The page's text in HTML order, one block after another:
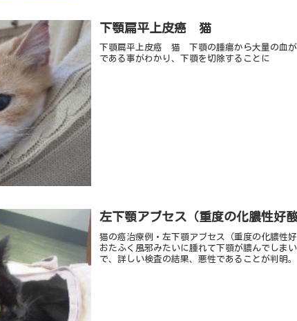
下顎扁平上皮癌 猫
下顎扁平上皮癌 猫 下顎の腫瘍から大量の血
である事がわかり、下顎を切除することに
左下顎アブセス（重度の化膿性好
猫の癌治療例・左下顎アブセス（重度の化膿性
おたふく風邪みたいに腫れて下顎が膿んでしま
で、詳しい検査の結果、悪性であることが判明。